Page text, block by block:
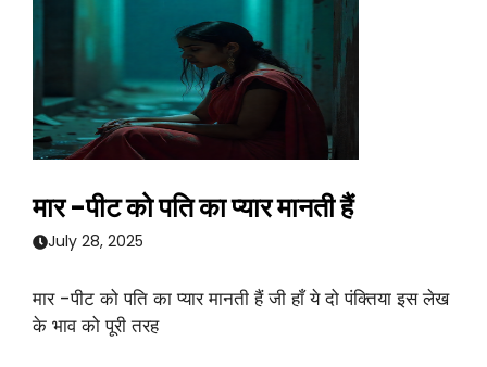
मार -पीट को पति का प्यार मानती हैं
July 28, 2025
मार -पीट को पति का प्यार मानती हैं जी हाँ ये दो पंक्तिया इस लेख
के भाव को पूरी तरह